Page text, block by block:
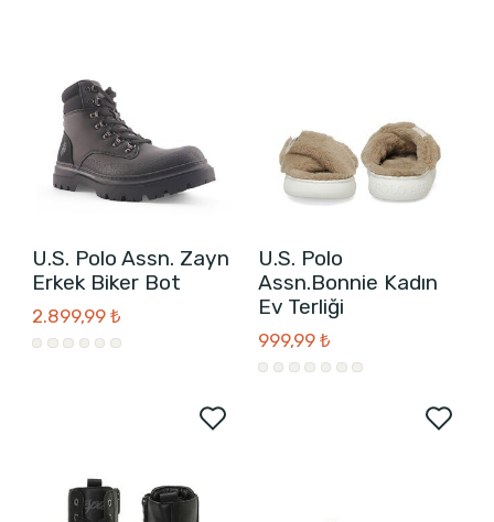
U.S. Polo Assn. Zayn
Erkek Biker Bot
2.899,99 ₺
U.S. Polo
Assn.Bonnie Kadın
Ev Terliği
999,99 ₺